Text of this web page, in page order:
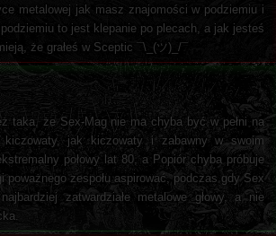
metalowej jak masz znajomości w podziemiu i
to jest klepanie po plecach, a jak jesteś
że grałeś w Sceptic ¯\_(ツ)_/¯
taka, że Sex-Mag nie ma chyba być w pełni na
jak kiczowaty i zabawny w swoim
połowy lat 80, a Popiór chyba próbuje
poważnego zespołu aspirować, podczas gdy Sex
zatwardziałe metalowe głowy, a nie